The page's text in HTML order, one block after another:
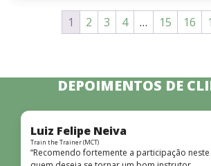
1 2 3 4 … 15 16
DEPOIMENTOS DE
Luiz Felipe Neiva
Train the Trainer (MCT)
“Recomendo fortemente a participação